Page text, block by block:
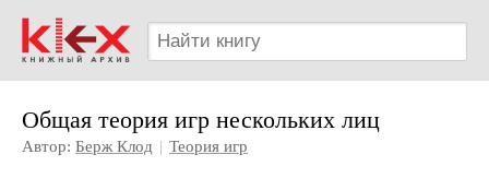
Общая теория игр нескольких лиц
Автор: Берж Клод | Теория игр